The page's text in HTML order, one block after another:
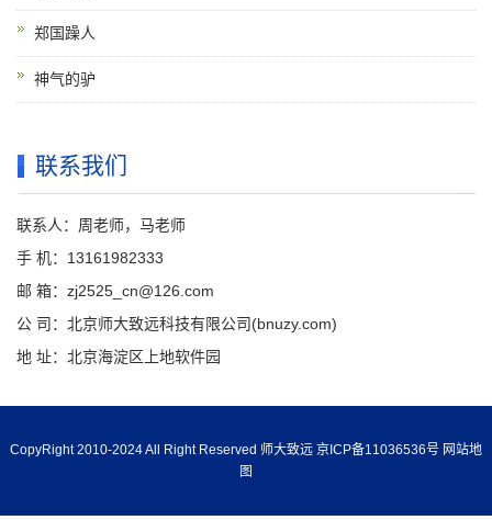
郑国躁人
神气的驴
联系我们
联系人：周老师，马老师
手 机：13161982333
邮 箱：zj2525_cn@126.com
公 司：北京师大致远科技有限公司(bnuzy.com)
地 址：北京海淀区上地软件园
CopyRight 2010-2024 All Right Reserved 师大致远 京ICP备11036536号 网站地
图